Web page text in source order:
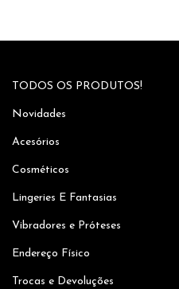
TODOS OS PRODUTOS!
Novidades
Acesórios
Cosméticos
Lingeries E Fantasias
Vibradores e Próteses
Endereço Físico
Trocas e Devoluções